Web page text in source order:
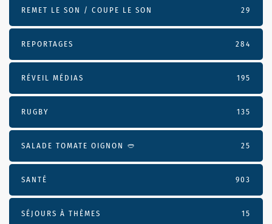
REMET LE SON / COUPE LE SON 29
REPORTAGES 284
RÉVEIL MÉDIAS 195
RUGBY 135
SALADE TOMATE OIGNON 🥙 25
SANTÉ 903
SÉJOURS À THÈMES 15